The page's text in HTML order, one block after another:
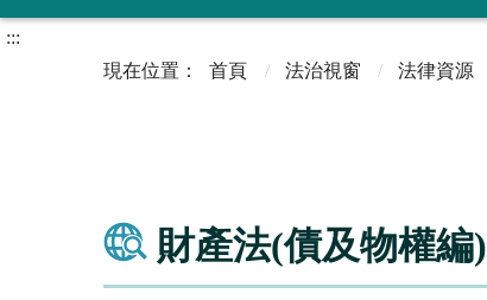
:::
首頁
法治視窗 法律資源
財產法(債及物權編)